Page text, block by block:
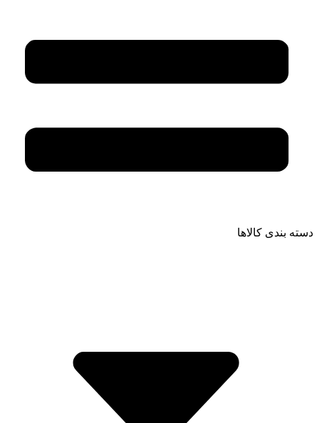
دسته بندی کالاها